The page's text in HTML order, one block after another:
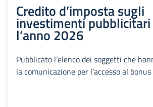
Credito d’imposta sugli
investimenti
l’anno 2026
Pubblicato l’elenco dei soggetti che
la comunicazione per l’accesso al